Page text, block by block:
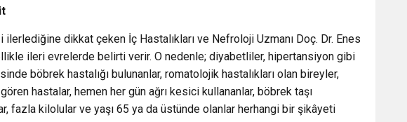
ilerlediğine dikkat çeken İç Hastalıkları ve Nefroloji Uzmanı Doç. Dr. Enes
ileri evrelerde belirti verir. O nedenle; diyabetliler, hipertansiyon gibi
böbrek hastalığı bulunanlar, romatolojik hastalıkları olan bireyler,
hastalar, hemen her gün ağrı kesici kullananlar, böbrek taşı
fazla kilolular ve yaşı 65 ya da üstünde olanlar herhangi bir şikâyeti